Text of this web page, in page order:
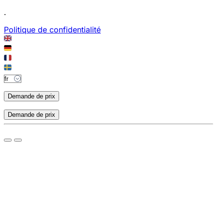
.
Politique de confidentialité
Demande de prix
Demande de prix